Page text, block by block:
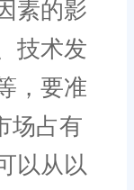
素的影
技术发
，要准
场占有
以从以